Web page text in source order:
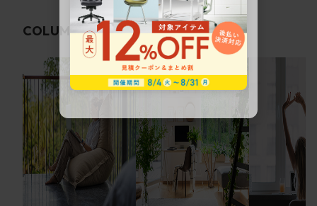
COLUMN関連コラム